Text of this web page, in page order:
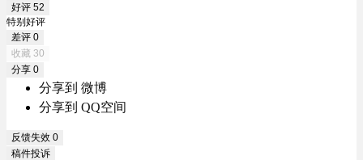
好评 52
特别好评
差评 0
收藏 30
分享 0
分享到 微博
分享到 QQ空间
反馈失效 0
稿件投诉